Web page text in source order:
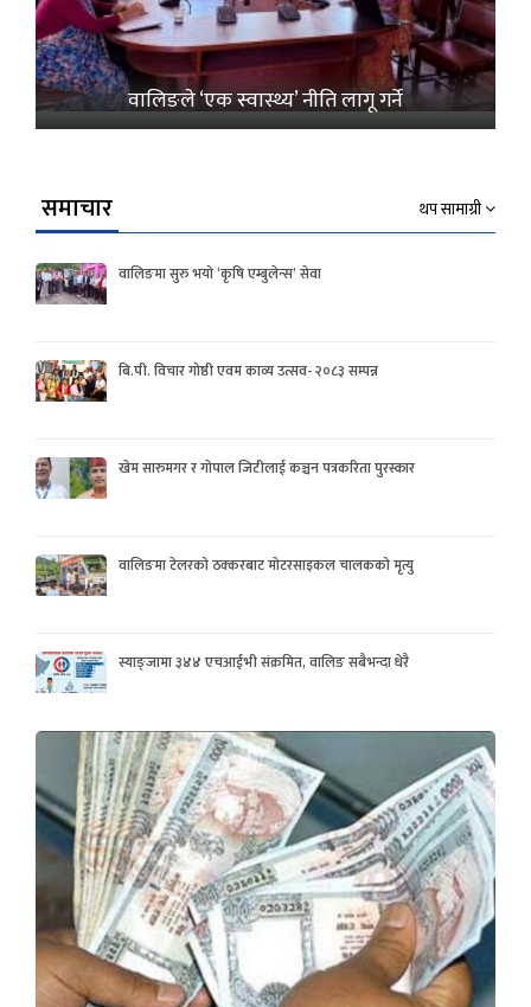
वालिङले ‘एक स्वास्थ्य’ नीति लागू गर्ने
समाचार थप सामाग्री
वालिङमा सुरु भयो ‘कृषि एम्बुलेन्स’ सेवा
बि.पी. विचार गोष्ठी एवम काव्य उत्सव- २०८३ सम्पन्न
खेम सारुमगर र गोपाल जिटीलाई कञ्चन पत्रकरिता पुरस्कार
वालिङमा टेलरको ठक्करबाट मोटरसाइकल चालकको मृत्यु
स्याङ्जामा ३४४ एचआईभी संक्रमित, वालिङ सबैभन्दा धेरै